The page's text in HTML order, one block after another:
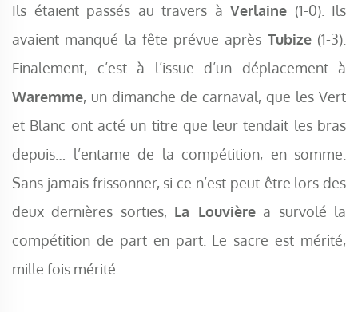
Ils étaient passés au travers à Verlaine (1-0). Ils
avaient manqué la fête prévue après Tubize(1-3).
Finalement, c’est à l’issue d’un déplacement à
Waremme, un dimanche de carnaval, que les Vert
et Blanc ont acté un titre que leur tendait les bras
depuis… l’entame de la compétition, en somme.
Sans jamais frissonner, si ce n’est peut-être lors des
deux dernières sorties, La Louvièrea survolé la
compétition de part en part. Le sacre est mérité,
mille fois mérité.